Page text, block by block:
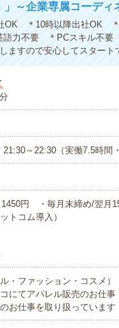
」～企業専属コーデ
OK ＊10時以降出社OK
力不要 ＊PCスキル不要
ますので安心してスタート
～22:30（実働7.5時間
1450円 ・毎月末締め/翌月
トコム導入）
・ファッション・コスメ）
にてアパレル販売のお仕
お仕事を取り扱っていま